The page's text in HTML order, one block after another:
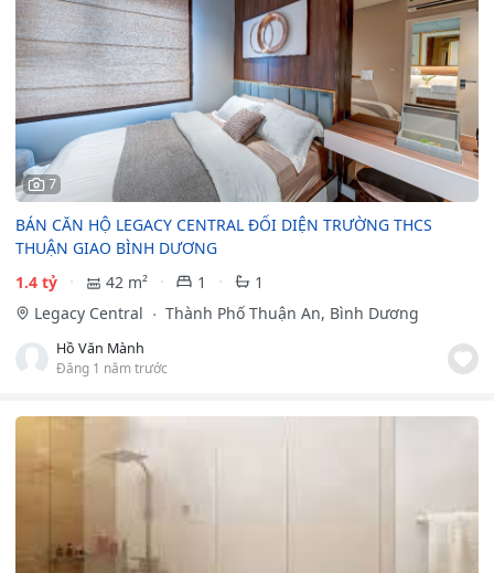
7
BÁN CĂN HỘ LEGACY CENTRAL ĐỐI DIỆN TRƯỜNG THCS
THUẬN GIAO BÌNH DƯƠNG
1.4 tỷ
42 m² 1
1
Legacy Central
Thành Phố Thuận An, Bình Dương
Hồ Văn Mành
Đăng 1 năm trước